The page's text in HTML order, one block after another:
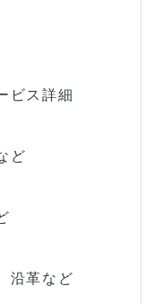
ビス詳細
ど
沿革など